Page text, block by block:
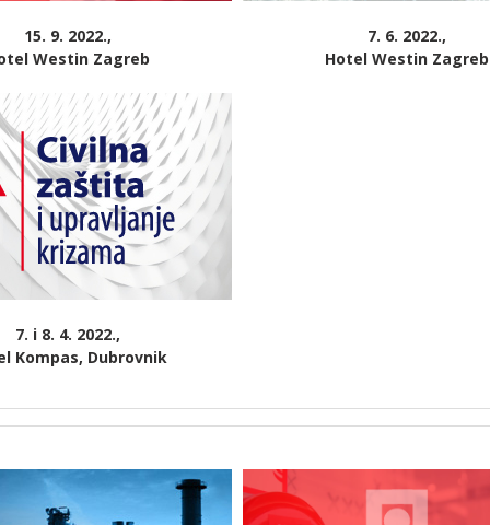
15. 9. 2022.,
Westin Zagreb
7. 6. 2022.,
Hotel Westin Zagreb
7. i 8. 4. 2022.,
Kompas, Dubrovnik